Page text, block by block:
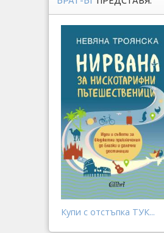
Купи с отстъпка ТУК...